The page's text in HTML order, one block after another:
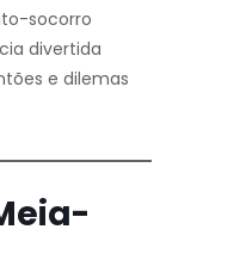
socorro
divertida
e dilemas